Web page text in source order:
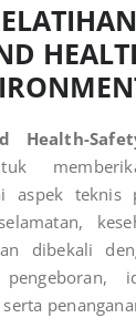
Health-
aspek teknis
dibekali